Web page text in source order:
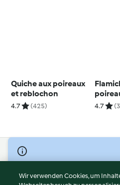
Quiche aux poireaux
et reblochon
4.7 (425)
frais
4.7
© Copyright 2026
Nutzungsbedingungen
Wir verwenden Cookies, um